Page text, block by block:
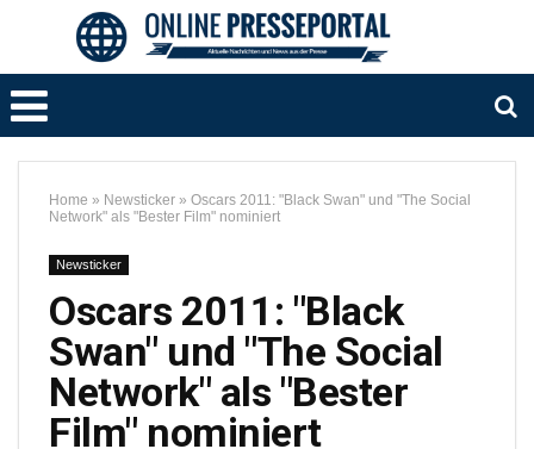
Home » Newsticker » Oscars 2011: "Black Swan" und "The Social
Network" als "Bester Film" nominiert
Newsticker
Oscars 2011: "Black
Swan" und "The Social
Network" als "Bester
Film" nominiert